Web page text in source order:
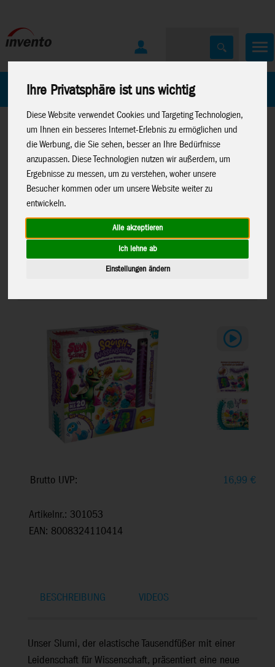
Ihre Privatsphäre ist uns wichtig
Diese Website verwendet Cookies und Targeting Technologien,
um Ihnen ein besseres Internet-Erlebnis zu ermöglichen und
die Werbung, die Sie sehen, besser an Ihre Bedürfnisse
anzupassen. Diese Technologien nutzen wir außerdem, um
Ergebnisse zu messen, um zu verstehen, woher unsere
Besucher kommen oder um unsere Website weiter zu
entwickeln.
Alle akzeptieren
Ich lehne ab
Einstellungen ändern
Home Marken
Home>Neuheiten 2026 >Neuheiten 01-
26>
Spielwaren
Slumi Science - Squish-
Brutto UVP: 16,99 €
Artikelnr.: 301053
EAN: 8008324110414
BESCHREIBUNG VIDEOS
Unser Slumi, der elastische Tausendfüßer mit einer
Leidenschaft für Wissenschaft, präsentiert eine neue